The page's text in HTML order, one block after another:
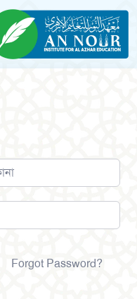
Forgot Password?